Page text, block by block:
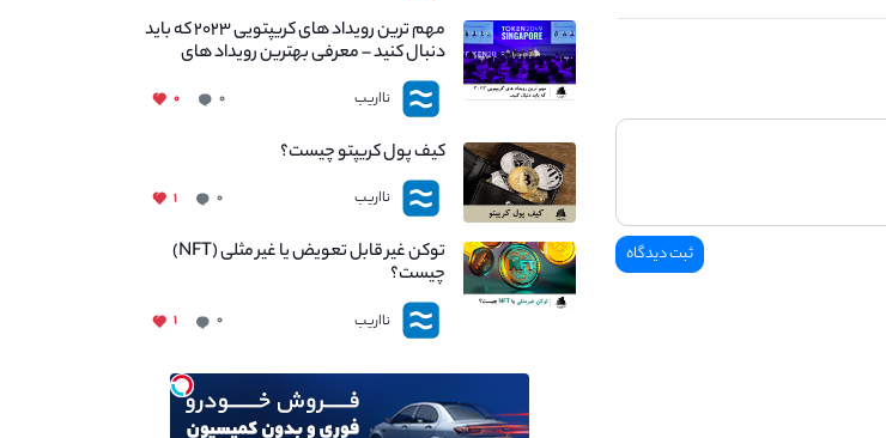
مهم ترین رویداد های کریپتویی ۲۰۲۳ که باید
دنبال کنید – معرفی بهترین رویداد های
جهانی
نااریب ۰ ۰
کیف پول کریپتو چیست؟
نااریب ۰ ۱
توکن غیر قابل تعویض یا غیر مثلی (NFT)
چیست؟
نااریب ۰ ۱